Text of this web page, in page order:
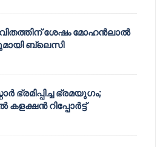
ശേഷം മോഹൻലാൽ
ബ്ലെസി
ഭ്രമിപ്പിച്ച ഭ്രമയുഗം;
റിപ്പോർട്ട്